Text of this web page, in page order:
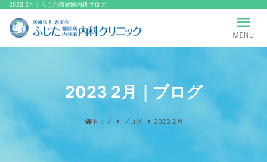
2023 2月｜ふじた糖尿病内科ブログ
2023 2月｜ブログ
トップ ブログ 2023 2月